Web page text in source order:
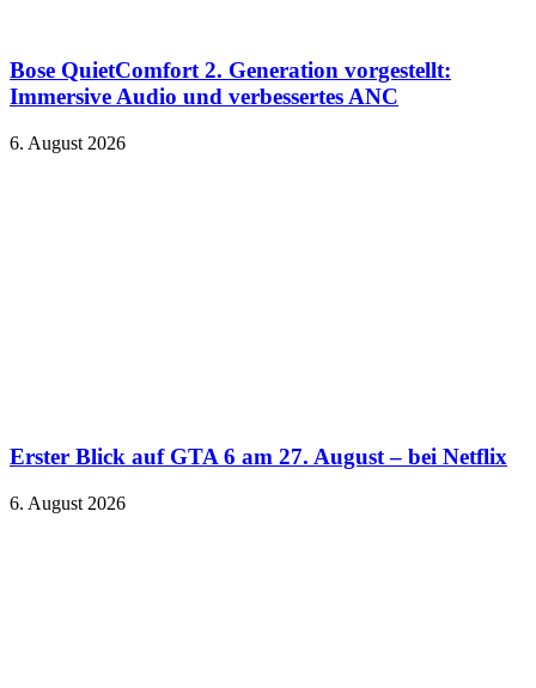
Bose QuietComfort 2. Generation vorgestellt:
Immersive Audio und verbessertes ANC
6. August 2026
Erster Blick auf GTA 6 am 27. August – bei Netflix
6. August 2026